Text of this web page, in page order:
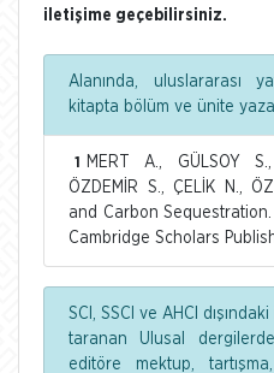
iletişime geçebilirsiniz.
Alanında, uluslararası
kitapta bölüm ve ünite
1
MERT A., GÜLSOY
ÖZDEMİR S., ÇELİK N.,
and Carbon
Cambridge Scholars
SCI, SSCI ve AHCI
taranan Ulusal
editöre mektup,